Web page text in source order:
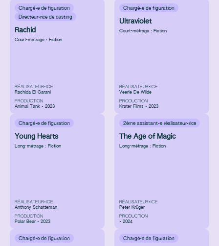
Chargé·e de figuration
Directeur·rice de casting
Rachid
Court-métrage : Fiction
RÉALISATEUR•ICE
Rachida El Garani
PRODUCTION
Animal Tank • 2023
Chargé·e de figuration
Ultraviolet
Court-métrage : Fiction
RÉALISATEUR•ICE
Veerle De Wilde
PRODUCTION
Krater Films • 2023
Chargé·e de figuration
Young Hearts
Long-métrage : Fiction
RÉALISATEUR•ICE
Anthony Schatteman
PRODUCTION
Polar Bear • 2023
2ème assistant·e réalisateur·rice
The Age of Magic
Long-métrage : Fiction
RÉALISATEUR•ICE
Peter Krüger
PRODUCTION
• 2024
Chargé·e de figuration Chargé·e de figuration